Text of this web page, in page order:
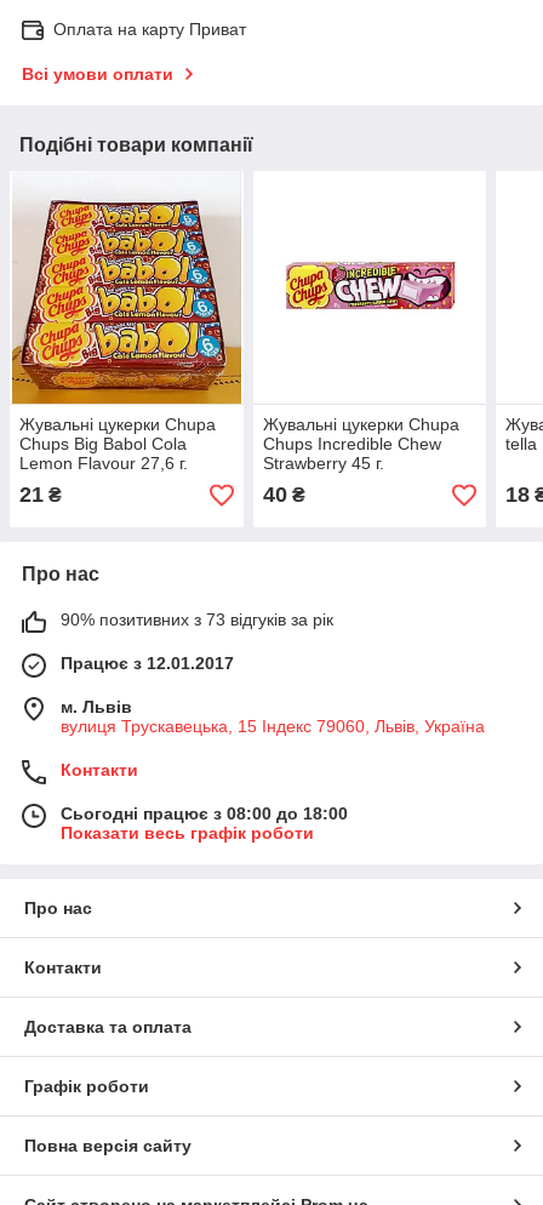
Оплата на карту Приват
Всі умови оплати
Подібні товари компанії
Жувальні цукерки Chupa
Chups Big Babol Cola
Lemon Flavour 27,6 г.
21 ₴
Жувальні цукерки Chupa
Chups Incredible Chew
Strawberry 45 г.
40₴
tella
18
Про нас
90% позитивних з 73 відгуків за рік
Працює з 12.01.2017
м. Львів
вулиця Трускавецька, 15 Індекс 79060, Львів, Україна
Контакти
Сьогодні працює з 08:00 до 18:00
Показати весь графік роботи
Про нас
Контакти
Доставка та оплата
Графік роботи
Повна версія сайту